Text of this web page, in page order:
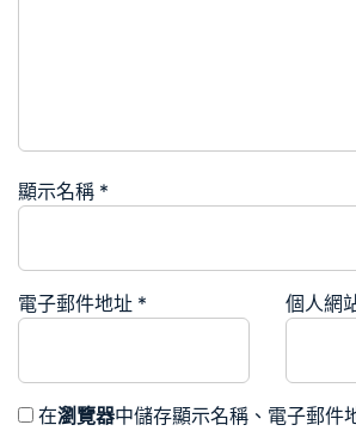
顯示名稱 *
電子郵件地址 * 個人網
在瀏覽器中儲存顯示名稱、電子郵件